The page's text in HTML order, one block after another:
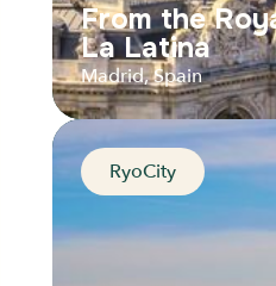
From the
La Latina
Madrid, Spain
From the
RyoCity